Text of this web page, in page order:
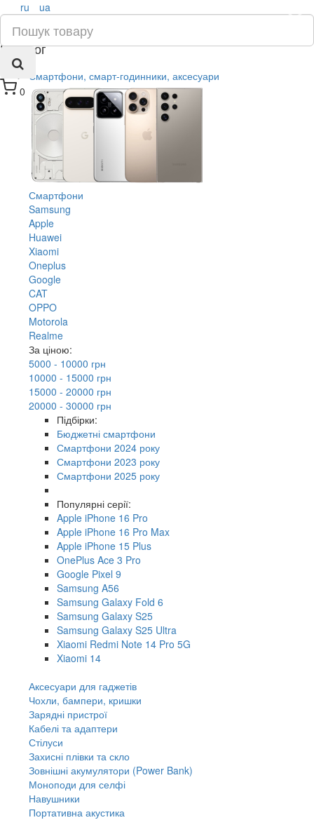
0
×
ru ua
Каталог
Смартфони, смарт-годинники, аксесуари
Смартфони
Samsung
Apple
Huawei
Xiaomi
Oneplus
Google
CAT
OPPO
Motorola
Realme
За ціною:
5000 - 10000 грн
10000 - 15000 грн
15000 - 20000 грн
20000 - 30000 грн
Підбірки:
Бюджетні смартфони
Смартфони 2024 року
Смартфони 2023 року
Смартфони 2025 року
Популярні серії:
Apple iPhone 16 Pro
Apple iPhone 16 Pro Max
Apple iPhone 15 Plus
OnePlus Ace 3 Pro
Google Pixel 9
Samsung A56
Samsung Galaxy Fold 6
Samsung Galaxy S25
Samsung Galaxy S25 Ultra
Xiaomi Redmi Note 14 Pro 5G
Xiaomi 14
Аксесуари для гаджетів
Чохли, бампери, кришки
Зарядні пристрої
Кабелі та адаптери
Стілуси
Захисні плівки та скло
Зовнішні акумулятори (Power Bank)
Моноподи для селфі
Навушники
Портативна акустика